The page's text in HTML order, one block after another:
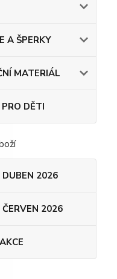
A ŠPERKY
MATERIÁL
DĚTI
2026
2026